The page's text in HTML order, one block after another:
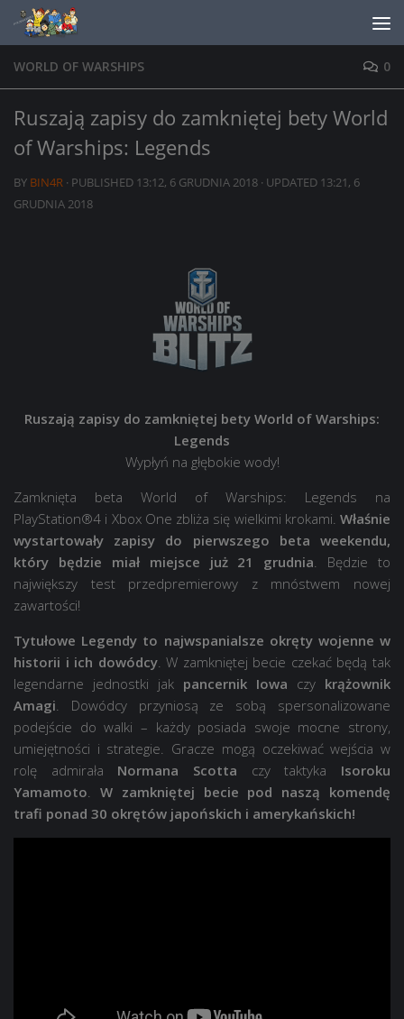
Skip to content
WORLD OF WARSHIPS 0
Ruszają zapisy do zamkniętej bety World
of Warships: Legends
BY BIN4R · PUBLISHED 13:12, 6 GRUDNIA 2018 · UPDATED 13:21, 6
GRUDNIA 2018
Ruszają zapisy do zamkniętej bety World of Warships:
Legends
Wypłyń na głębokie wody!
Zamknięta beta World of Warships: Legends na
PlayStation®4 i Xbox One zbliża się wielkimi krokami. Właśnie
wystartowały zapisy do pierwszego beta weekendu,
który będzie miał miejsce już 21 grudnia. Będzie to
największy test przedpremierowy z mnóstwem nowej
zawartości!
Tytułowe Legendy to najwspanialsze okręty wojenne w
historii i ich dowódcy. W zamkniętej becie czekać będą tak
legendarne jednostki jak pancernik Iowa czy krążownik
Amagi. Dowódcy przyniosą ze sobą spersonalizowane
podejście do walki – każdy posiada swoje mocne strony,
umiejętności i strategie. Gracze mogą oczekiwać wejścia w
rolę admirała Normana Scotta czy taktyka Isoroku
Yamamoto. W zamkniętej becie pod naszą komendę
trafi ponad 30 okrętów japońskich i amerykańskich!